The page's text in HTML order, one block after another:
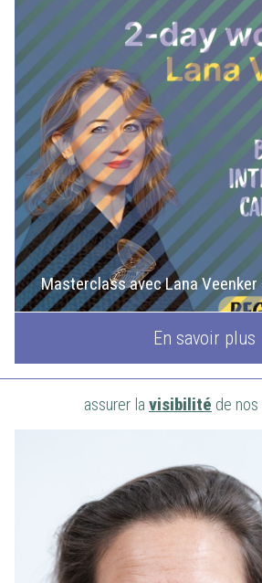
Masterclass avec Lana
En savoir plus
assurer la visibilité de